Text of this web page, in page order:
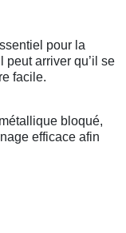
pour la
peut arriver qu’il se
facile.
bloqué,
efficace afin